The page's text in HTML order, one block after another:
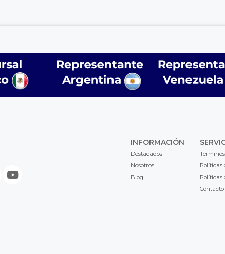
INFORMACIÓN
Destacados
Nosotros
Blog
Políticas
Políticas
Contacto